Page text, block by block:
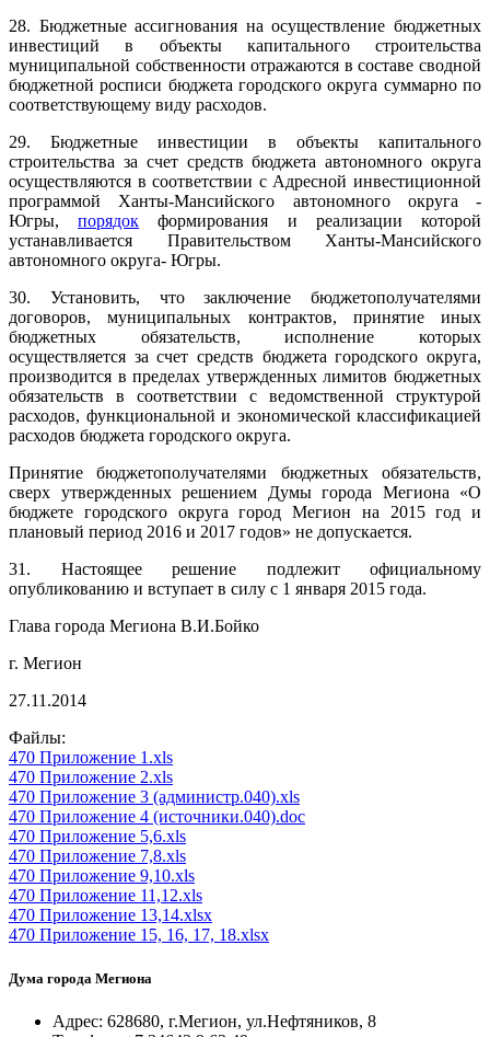
28. Бюджетные ассигнования на осуществление бюджетных
инвестиций в объекты капитального строительства
муниципальной собственности отражаются в составе сводной
бюджетной росписи бюджета городского округа суммарно по
соответствующему виду расходов.
29. Бюджетные инвестиции в объекты капитального
строительства за счет средств бюджета автономного округа
осуществляются в соответствии с Адресной инвестиционной
программой Ханты-Мансийского автономного округа -
Югры,порядок формирования и реализации которой
устанавливается Правительством Ханты-Мансийского
автономного округа- Югры.
30. Установить, что заключение бюджетополучателями
договоров, муниципальных контрактов, принятие иных
бюджетных обязательств, исполнение которых
осуществляется за счет средств бюджета городского округа,
производится в пределах утвержденных лимитов бюджетных
обязательств в соответствии с ведомственной структурой
расходов, функциональной и экономической классификацией
расходов бюджета городского округа.
Принятие бюджетополучателями бюджетных обязательств,
сверх утвержденных решением Думы города Мегиона «О
бюджете городского округа город Мегион на 2015 год и
плановый период 2016 и 2017 годов» не допускается.
31. Настоящее решение подлежит официальному
опубликованию и вступает в силу с 1 января 2015 года.
Глава города Мегиона В.И.Бойко
г. Мегион
27.11.2014
Файлы:
470 Приложение 1.xls
470 Приложение 2.xls
470 Приложение 3 (администр.040).xls
470 Приложение 4 (источники.040).doc
470 Приложение 5,6.xls
470 Приложение 7,8.xls
470 Приложение 9,10.xls
470 Приложение 11,12.xls
470 Приложение 13,14.xlsx
470 Приложение 15, 16, 17, 18.xlsx
Дума города Мегиона
Адрес: 628680, г.Мегион, ул.Нефтяников, 8